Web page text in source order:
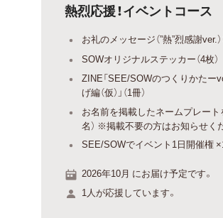
熱烈応援！イベントコース
お礼のメッセージ（”熱”烈感謝ver.）
SOWオリジナルステッカー（4枚）
ZINE「SEE/SOWのつくりかたー
げ編（仮）」（1冊）
お名前を掲載したネームプレート
名） ※掲載不要の方はお知らせく
SEE/SOWでイベント1日開催権
2026年10月 にお届け予定です。
1人が応援しています。